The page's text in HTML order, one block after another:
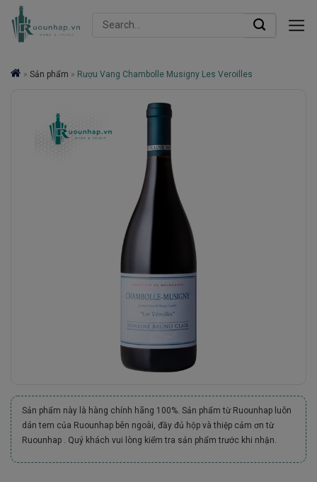
Skip
Search
» Sản phẩm » Rượu Vang Chambolle Musigny Les Veroilles
Sản phẩm này là hàng chính hãng 100%. Sản phẩm từ Ruounhap luôn
dán tem của Ruounhap bên ngoài, đầy đủ hộp và thiệp cảm ơn từ
Ruounhap . Quý khách vui lòng kiểm tra sản phẩm trước khi nhận.